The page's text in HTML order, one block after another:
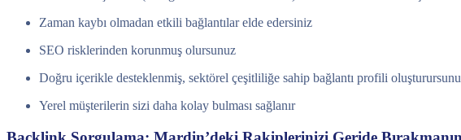
Zaman kaybı olmadan etkili bağlantılar elde edersiniz
SEO risklerinden korunmuş olursunuz
Doğru içerikle desteklenmiş, sektörel çeşitliliğe sahip bağlantı profili
Yerel müşterilerin sizi daha kolay bulması sağlanır